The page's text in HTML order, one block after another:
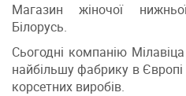
Магазин жіночої
Білорусь.
Сьогодні компанію
найбільшу фабрику в
корсетних виробів.